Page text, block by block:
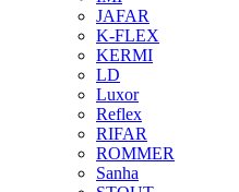
JAFAR
K-FLEX
KERMI
LD
Luxor
Reflex
RIFAR
ROMMER
Sanha